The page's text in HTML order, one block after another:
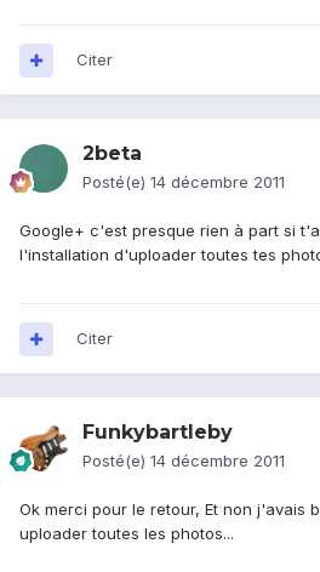
Citer
2beta
Posté(e) 14 décembre 2011
Google+ c'est presque rien à part si
l'installation d'uploader toutes tes
Citer
Funkybartleby
Posté(e) 14 décembre 2011
Ok merci pour le retour, Et non j'avais
uploader toutes les photos...